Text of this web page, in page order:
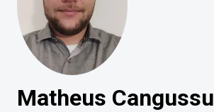
Matheus Cangussu